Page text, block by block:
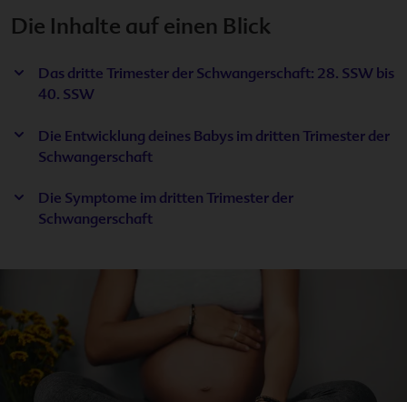
Die Inhalte auf einen Blick
Das dritte Trimester der Schwangerschaft: 28. SSW bis
40. SSW
Die Entwicklung deines Babys im dritten Trimester der
Schwangerschaft
Die Symptome im dritten Trimester der
Schwangerschaft